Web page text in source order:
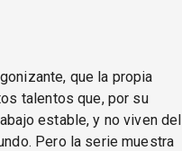
que la propia
talentos que, por su
estable, y no viven del
Pero la serie muestra